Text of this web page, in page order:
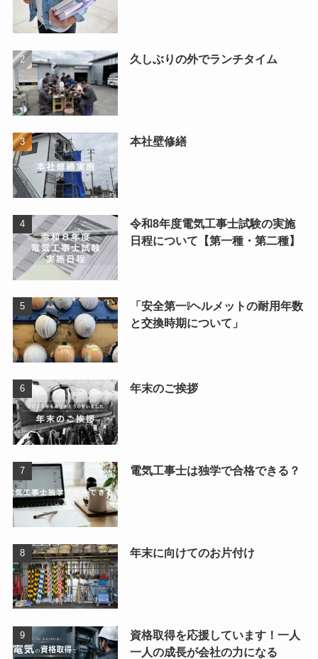
久しぶりの外でランチタイム
本社壁修繕
令和8年度電気工事士試験の実施
日程について【第一種・第二種】
「安全第一❕ヘルメットの耐用年数
と交換時期について」
年末のご挨拶
電気工事士は独学で合格できる？
年末に向けてのお片付け
資格取得を応援しています！一人
一人の成長が会社の力になる